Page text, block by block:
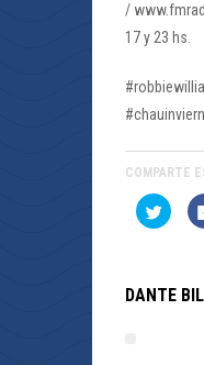
/
17 y 23 hs.
COMPARTE
Haz
clic
(Se
abre
DANTE